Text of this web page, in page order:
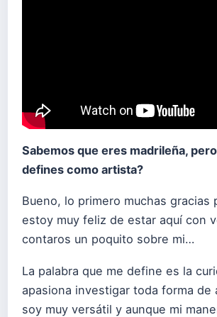
Sabemos que eres madrileña,
defines como artista?
Bueno, lo primero muchas gracias
estoy muy feliz de estar aquí con
contaros un poquito sobre mi…
La palabra que me define es la
apasiona investigar toda forma de
soy muy versátil y aunque mi